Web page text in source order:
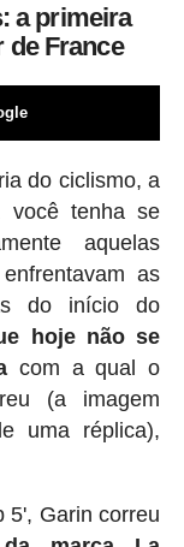
a primeira
de France
do ciclismo, a
você tenha se
aquelas
as
do início do
hoje não se
com a qual o
(a imagem
uma réplica),
5', Garin correu